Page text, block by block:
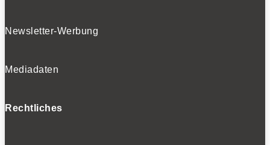
Newsletter-Werbung
Mediadaten
Rechtliches